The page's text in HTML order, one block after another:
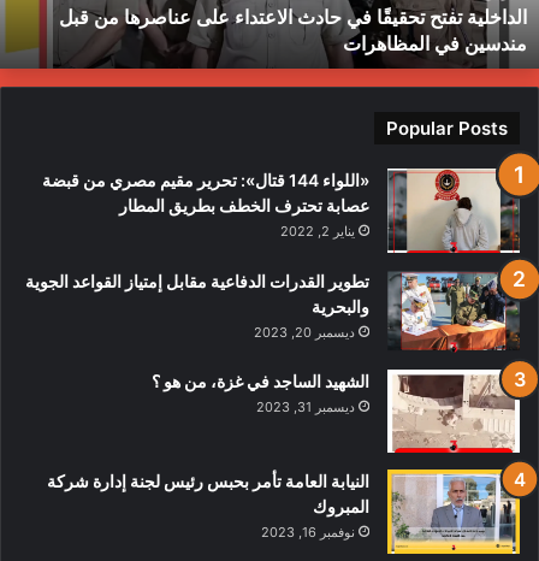
من
قبل
مندسين
في
المظاهرات
الداخلية تفتح تحقيقًا في حادث الاعتداء على عناصرها من قبل
مندسين في المظاهرات
Popular Posts
«اللواء 144 قتال»: تحرير مقيم مصري من قبضة
عصابة تحترف الخطف بطريق المطار
يناير 2, 2022
تطوير القدرات الدفاعية مقابل إمتياز القواعد الجوية
والبحرية
ديسمبر 20, 2023
الشهيد الساجد في غزة، من هو ؟
ديسمبر 31, 2023
النيابة العامة تأمر بحبس رئيس لجنة إدارة شركة
المبروك
نوفمبر 16, 2023